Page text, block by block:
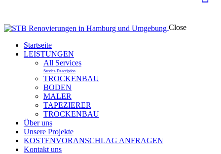
Close
Startseite
LEISTUNGEN
All Services
Service Description
TROCKENBAU
BODEN
MALER
TAPEZIERER
TROCKENBAU
Über uns
Unsere Projekte
KOSTENVORANSCHLAG ANFRAGEN
Kontakt uns